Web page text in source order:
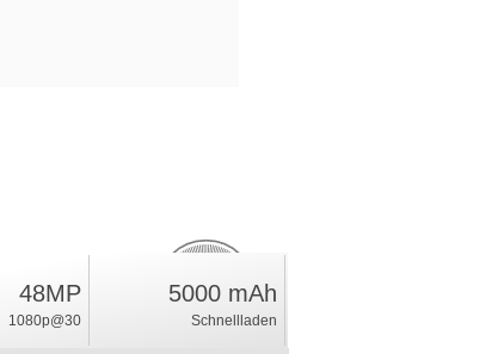
11.5 %
Wertung
48MP
1080p@30
5000 mAh
Schnellladen